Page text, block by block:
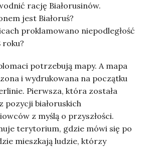
rację Białorusinów.
jest Białoruś?
proklamowano niepodległość
roku?
potrzebują mapy. A mapa
i wydrukowana na początku
Pierwsza, która została
pozycji białoruskich
z myślą o przyszłości.
terytorium, gdzie mówi się po
mieszkają ludzie, którzy